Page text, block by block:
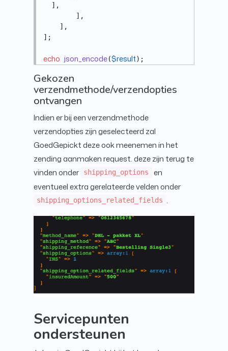
  ],
        ],
    ],
];
echo json_encode($result);
Gekozen
verzendmethode/verzendopties
ontvangen
Indien er bij een verzendmethode
verzendopties zijn geselecteerd zal
GoedGepickt deze ook meenemen in het
zending aanmaken request. deze zijn terug te
vinden onder
shipping_options
en
eventueel extra gerelateerde velden onder
shipping_options_related_fields .
Servicepunten
ondersteunen